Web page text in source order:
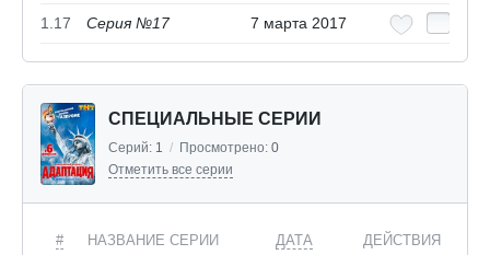
1.17 Серия №17 7 марта 2017
СПЕЦИАЛЬНЫЕ СЕРИИ
Серий: 1 / Просмотрено: 0
Отметить все серии
# НАЗВАНИЕ СЕРИИ ДАТА ДЕЙСТВИЯ